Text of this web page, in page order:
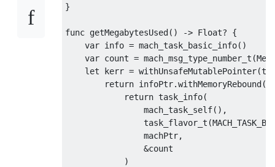
}
func getMegabytesUsed() -> Float?
{
    var info
= mach_task_basic_info()
    var count
= mach_msg_type_number_t (
    let kerr
= withUnsafeMutablePointer(to
return infoPtr.withMemoryRebound(
return task_info(
                mach_task_self
(),
task_flavor_t (
                machPtr
,
&count
)